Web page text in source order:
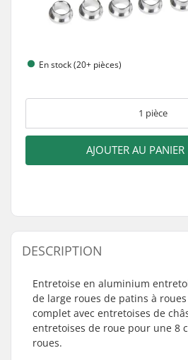
En stock (20+ pièces)
1 pièce
AJOUTER AU PANIER
DESCRIPTION
Entretoise en aluminium
de large roues de patins à
complet avec entretoises de
entretoises de roue pour une 8
roues.